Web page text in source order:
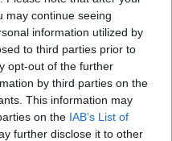
may continue seeing
information utilized by
to third parties prior to
opt-out of the further
by third parties on the
This information may
on the IAB’s List of
further disclose it to other
uczuciem smutku,
Podmiot
poety, ale także
założymy, że
Anna
na myśli pokolenie,